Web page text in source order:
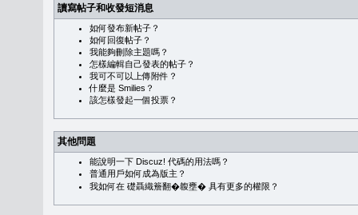
讀寫帖子和收發短消息
如何發布新帖子？
如何回復帖子？
我能夠刪除主題嗎？
怎樣編輯自己發表的帖子？
我可不可以上傳附件？
什麼是 Smilies？
該怎樣發起一個投票？
其他問題
能說明一下 Discuz! 代碼的用法嗎？
普通用戶如何成為版主？
我如何在 礎聶織簷翻�䪖壅� 具有更多的權限？